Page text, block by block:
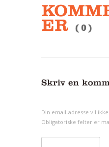
ER ( 0 )
Skriv en
Din email-adresse vil
Obligatoriske felter er